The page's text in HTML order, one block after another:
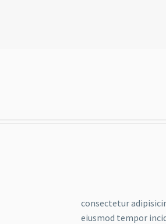
consectetur
eiusmod tempor